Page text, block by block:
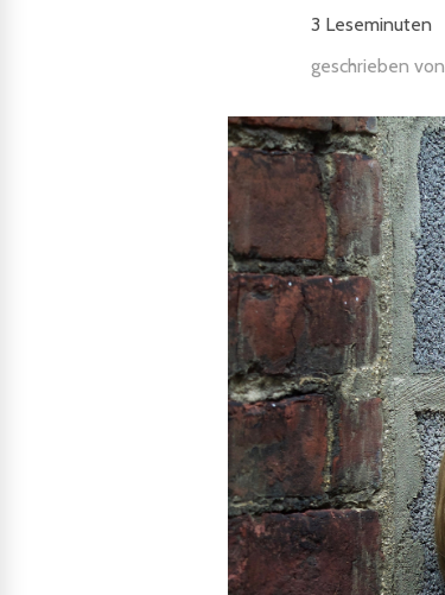
3 Leseminuten
geschrieben von